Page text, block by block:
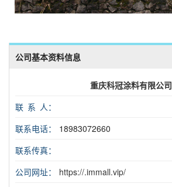
公司基本资料信息
重庆科冠涂料有限公司
联 系 人：
联系电话：
18983072660
联系传真：
公司网址：
https://.immall.vip/